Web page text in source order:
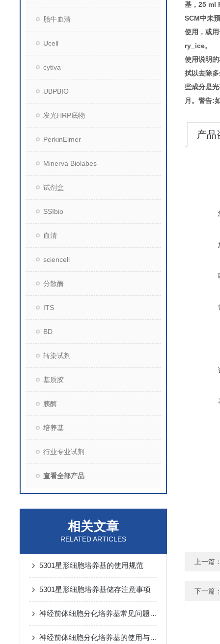
胎牛血清
Ucell
cytiva
UBPBIO
发光HRP底物
PerkinElmer
Minerva Biolabes
试剂盒
SSIbio
血清
sciencell
分散酶
ITS
BD
转染试剂
基质胶
胰酶
培养基
行业专业试剂
查看全部产品
相关文章
RELATED ARTICLES
5301星形细胞培养基的使用规范
5301星形细胞培养基储存注意事项
神经前体细胞分化培养基常见问题与解决方法
神经前体细胞分化培养基的使用与保存要求
基，25 ml
SCM中未
使用，或
ry_ice。
使用说明
拭以去除
些成分是
月。警告:
产品
上一篇
下一篇